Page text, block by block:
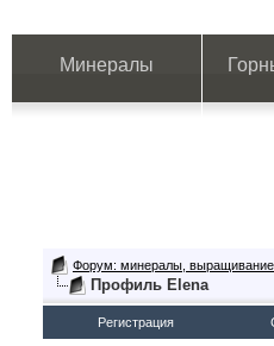
Минералы
Форум: минералы, выращивание
Профиль Elena
Регистрация